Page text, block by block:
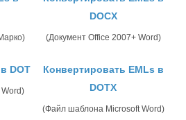
DOCX
(Документ Office 2007+ Word)
DOT
Конвертировать EMLs в
DOTX
(Файл шаблона Microsoft Word)